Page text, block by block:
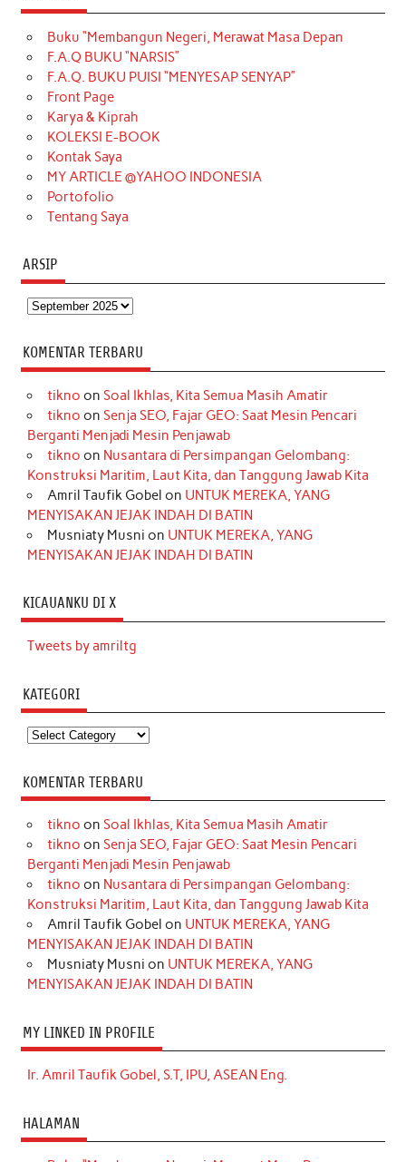
e
b
o
o
k
t
a
g
r
a
m
T
o
k
t
e
r
k
e
d
t
t
e
T
u
b
Buku “Membangun Negeri, Merawat Masa Depan
F.A.Q BUKU “NARSIS”
F.A.Q. BUKU PUISI “MENYESAP SENYAP”
Front Page
Karya & Kiprah
KOLEKSI E-BOOK
Kontak Saya
MY ARTICLE @YAHOO INDONESIA
Portofolio
Tentang Saya
ARSIP
Arsip
KOMENTAR TERBARU
tikno on Soal Ikhlas, Kita Semua Masih Amatir
tikno on Senja SEO, Fajar GEO: Saat Mesin Pencari
Berganti Menjadi Mesin Penjawab
tikno on Nusantara di Persimpangan Gelombang:
Konstruksi Maritim, Laut Kita, dan Tanggung Jawab Kita
Amril Taufik Gobel on UNTUK MEREKA, YANG
MENYISAKAN JEJAK INDAH DI BATIN
Musniaty Musni on UNTUK MEREKA, YANG
MENYISAKAN JEJAK INDAH DI BATIN
KICAUANKU DI X
Tweets by amriltg
KATEGORI
Kategori
KOMENTAR TERBARU
tikno on Soal Ikhlas, Kita Semua Masih Amatir
tikno on Senja SEO, Fajar GEO: Saat Mesin Pencari
Berganti Menjadi Mesin Penjawab
tikno on Nusantara di Persimpangan Gelombang:
Konstruksi Maritim, Laut Kita, dan Tanggung Jawab Kita
Amril Taufik Gobel on UNTUK MEREKA, YANG
MENYISAKAN JEJAK INDAH DI BATIN
Musniaty Musni on UNTUK MEREKA, YANG
MENYISAKAN JEJAK INDAH DI BATIN
MY LINKED IN PROFILE
Ir. Amril Taufik Gobel, S.T, IPU, ASEAN Eng.
HALAMAN